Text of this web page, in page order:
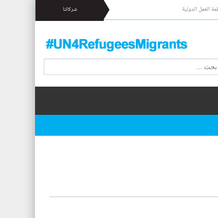
العمل الدولية شركائنا